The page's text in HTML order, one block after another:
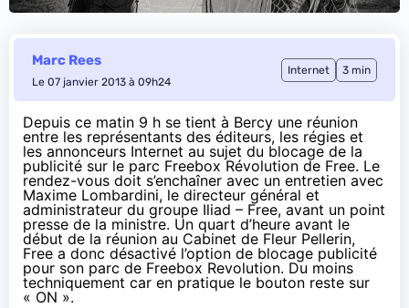
Marc Rees
Le 07 janvier 2013 à 09h24
Internet 3 min
Depuis ce matin 9 h se tient à Bercy une réunion
entre les représentants des éditeurs, les régies et
les annonceurs Internet au sujet du blocage de la
publicité sur le parc Freebox Révolution de Free. Le
rendez-vous doit s’enchaîner avec un entretien avec
Maxime Lombardini, le directeur général et
administrateur du groupe Iliad – Free, avant un point
presse de la ministre. Un quart d’heure avant le
début de la réunion au Cabinet de Fleur Pellerin,
Free a donc désactivé l’option de blocage publicité
pour son parc de Freebox Revolution. Du moins
techniquement car en pratique le bouton reste sur
« ON ».